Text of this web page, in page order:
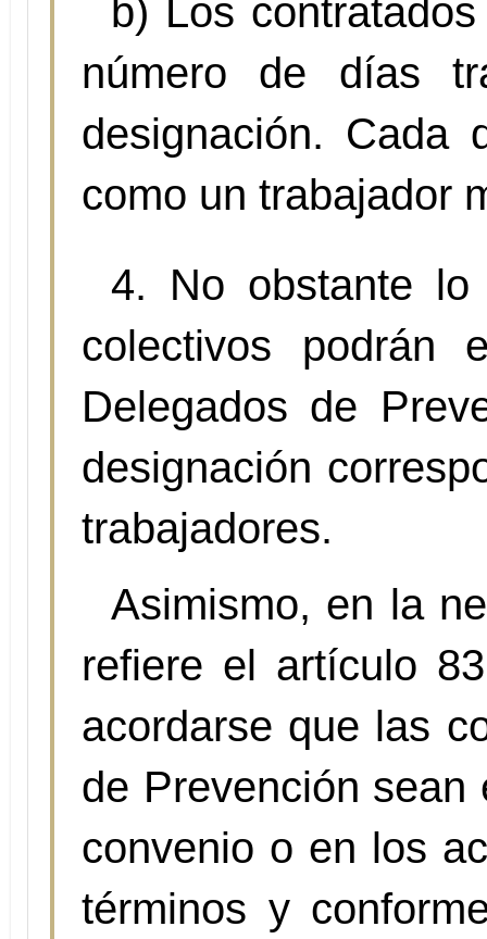
b) Los
número de días
designación. Cada
como un trabajador
4. No obstante lo
colectivos podrán
Delegados de
designación
trabajadores.
Asimismo, en la
refiere el artículo
acordarse que las
de Prevención
convenio o en los
términos y